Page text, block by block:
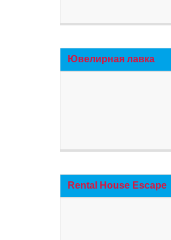
Ювелирная лавка
Rental House Escape